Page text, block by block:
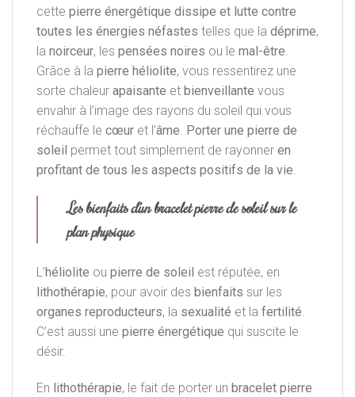
cette pierre énergétique dissipe et lutte contre
toutes les énergies néfastes telles que la déprime,
la noirceur, les pensées noires ou le mal-être
Grâce à la pierre héliolite, vous ressentirez une
sorte chaleur apaisante et bienveillante vous
envahir à l’image des rayons du soleil qui vous
réchauffe le cœur et l’âme Porter une pierre de
soleil permet tout simplement de rayonner en
profitant de tous les aspects positifs de la vie
Les bienfaits d’un bracelet pierre de soleil sur le
plan physique
L’héliolite ou pierre de soleil est réputée, en
lithothérapie, pour avoir des bienfaits sur les
organes reproducteurs, la sexualité et la fertilité.
C’est aussi une pierre énergétique qui suscite le
désir.
En lithothérapie, le fait de porter un bracelet pierre